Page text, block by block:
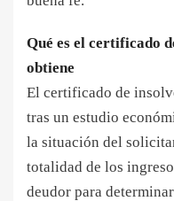
Qué es el certificado
obtiene
El certificado de
tras un estudio
la situación del
totalidad de los
deudor para